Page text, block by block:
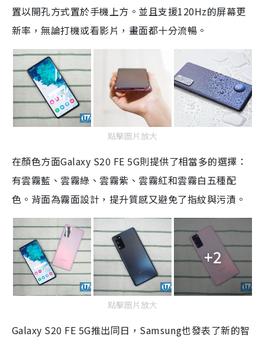
置以開孔方式置於手機上方。並且支援120Hz的屏幕更
新率，無論打機或看影片，畫面都十分流暢。
點擊圖片放大
在顏色方面Galaxy S20 FE 5G則提供了相當多的選擇：
有雲霧藍、雲霧綠、雲霧紫、雲霧紅和雲霧白五種配
色。背面為霧面設計，提升質感又避免了指紋與污漬。
+2
點擊圖片放大
Galaxy S20 FE 5G推出同日，Samsung也發表了新的智